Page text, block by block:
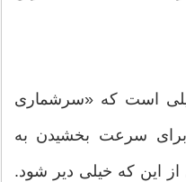
است که «سرشماری
برای سرعت بخشیدن به
این که خیلی دیر شود.